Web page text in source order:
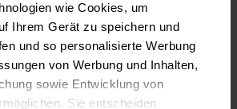
wie Cookies, um
Ihrem Gerät zu speichern und
und so personalisierte Werbung
von Werbung und Inhalten,
sowie Entwicklung von
Sie entscheiden
jetzt noch effizienter:
Exchange Services bieten eine
API-Schnittstelle, über die sich Ihr System
lässt. Für schnellen automatischen
Zeit spart.